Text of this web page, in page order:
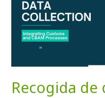
Recogida de
CBAM